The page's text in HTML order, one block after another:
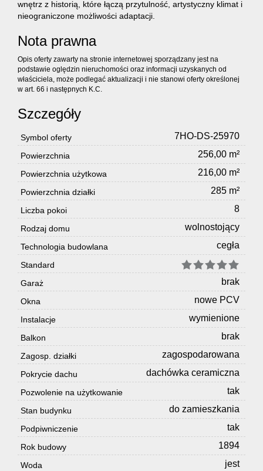
wnętrz z historią, które łączą przytulność, artystyczny klimat i
nieograniczone możliwości adaptacji.
Nota prawna
Opis oferty zawarty na stronie internetowej sporządzany jest na
podstawie oględzin nieruchomości oraz informacji uzyskanych od
właściciela, może podlegać aktualizacji i nie stanowi oferty określonej
w art. 66 i następnych K.C.
Szczegóły
Symbol oferty 7HO-DS-25970
Powierzchnia 256,00 m²
Powierzchnia użytkowa 216,00 m²
Powierzchnia działki 285 m²
Liczba pokoi 8
Rodzaj domu wolnostojący
Technologia budowlana cegła
Standard
Garaż
brak
Okna nowe PCV
Instalacje wymienione
Balkon brak
Zagosp. działki zagospodarowana
Pokrycie dachu dachówka ceramiczna
Pozwolenie na użytkowanie tak
Stan budynku do zamieszkania
Podpiwniczenie tak
Rok budowy 1894
Woda jest